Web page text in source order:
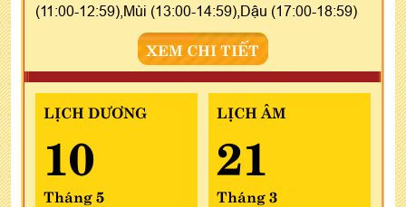
(11:00-12:59),Mùi (13:00-14:59),Dậu (17:00-18:59)
XEM CHI TIẾT
LỊCH DƯƠNG
10
Tháng 5
LỊCH ÂM
21
Tháng 3